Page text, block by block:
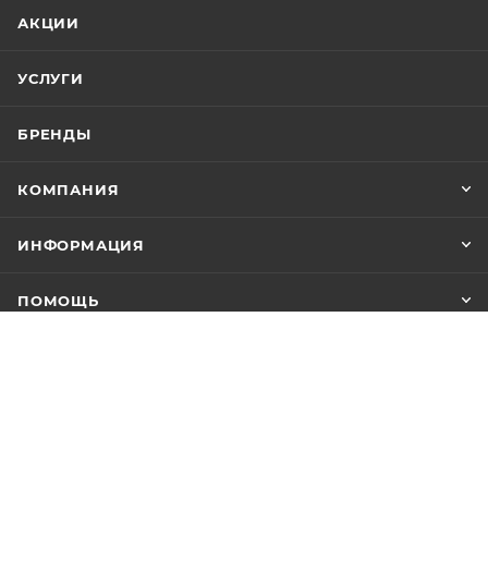
АКЦИИ
УСЛУГИ
БРЕНДЫ
КОМПАНИЯ
ИНФОРМАЦИЯ
ПОМОЩЬ